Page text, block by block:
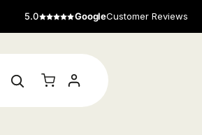
5.0 GoogleCustomer Reviews